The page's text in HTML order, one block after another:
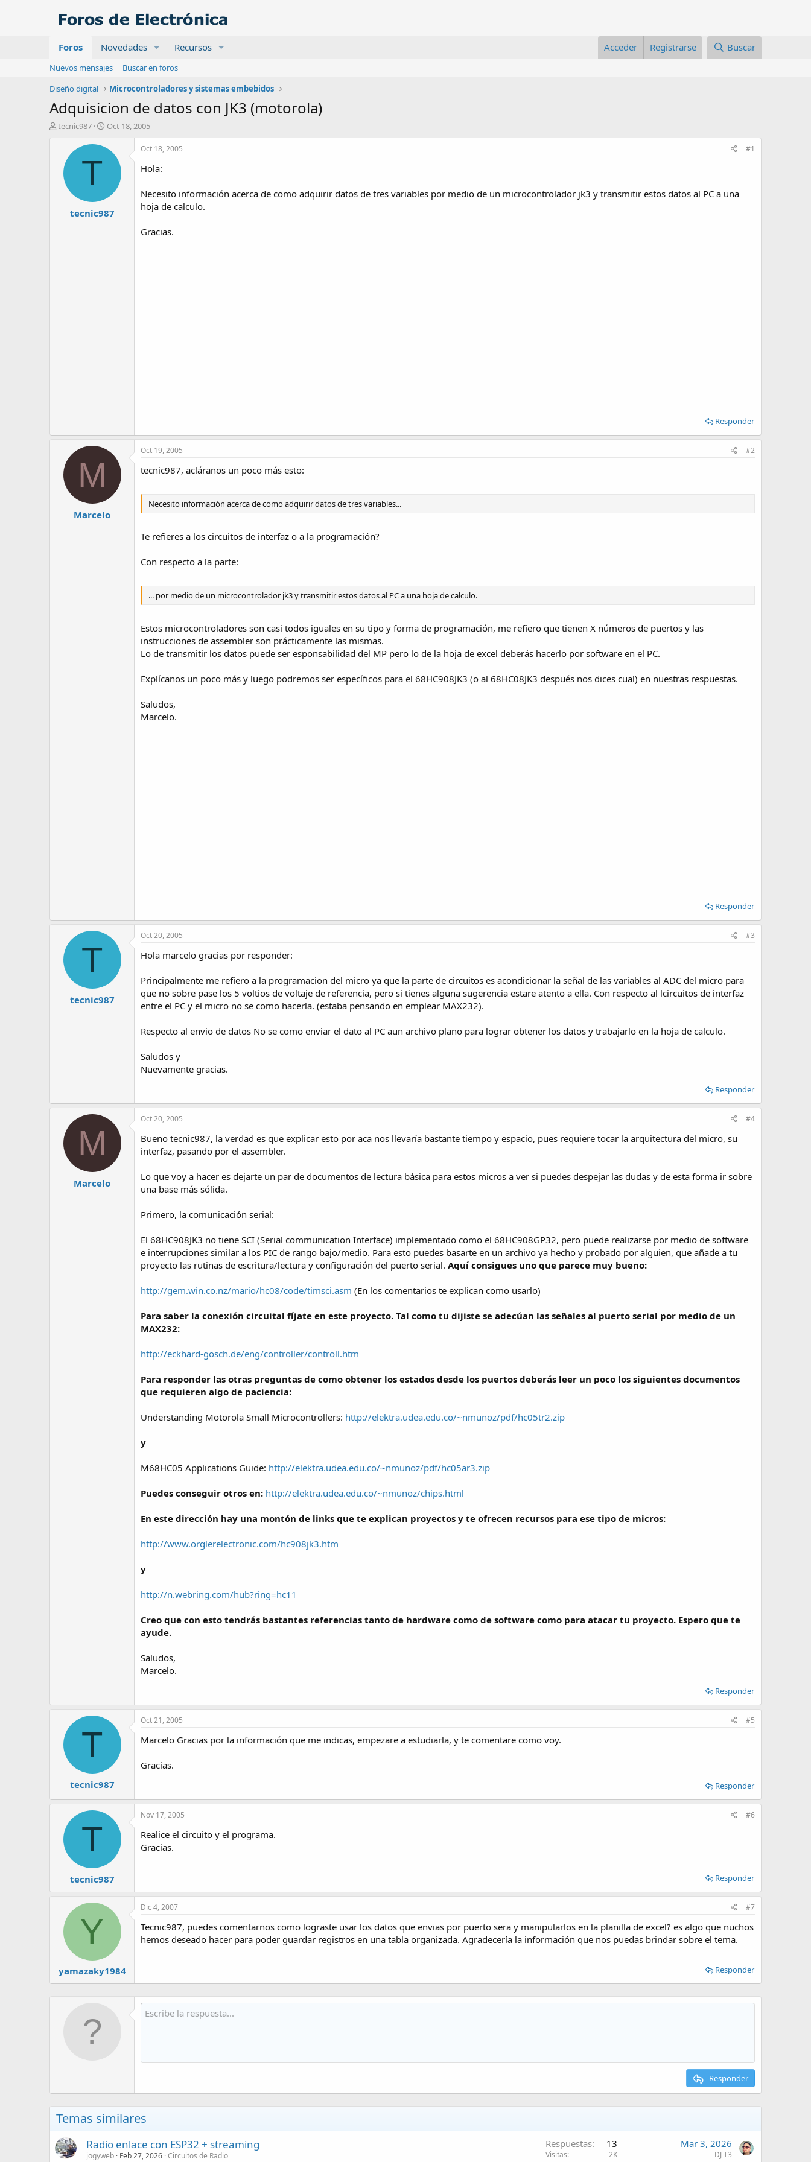
Foros Novedades Recursos Acceder Registrarse Buscar
Nuevos mensajes
Buscar en foros
Diseño digital
Microcontroladores y sistemas embebidos
Adquisicion de datos con JK3 (motorola)
A
tecnic987
F
c
i
n
Oct 18, 2005
T
tecnic987
Oct 18, 2005 #1
Hola:
Necesito información acerca de como adquirir datos de tres variables por medio de un microcontrolador jk3 y transmitir estos datos al PC a una
hoja de calculo.
Gracias.
Responder
M
Marcelo
Oct 19, 2005 #2
tecnic987, acláranos un poco más esto:
Necesito información acerca de como adquirir datos de tres variables...
Te refieres a los circuitos de interfaz o a la programación?
Con respecto a la parte:
... por medio de un microcontrolador jk3 y transmitir estos datos al PC a una hoja de calculo.
Estos microcontroladores son casi todos iguales en su tipo y forma de programación, me refiero que tienen X números de puertos y las
instrucciones de assembler son prácticamente las mismas.
Lo de transmitir los datos puede ser esponsabilidad del MP pero lo de la hoja de excel deberás hacerlo por software en el PC.
Explícanos un poco más y luego podremos ser específicos para el 68HC908JK3 (o al 68HC08JK3 después nos dices cual) en nuestras respuestas.
Saludos,
Marcelo.
Responder
T
tecnic987
Oct 20, 2005 #3
Hola marcelo gracias por responder:
Principalmente me refiero a la programacion del micro ya que la parte de circuitos es acondicionar la señal de las variables al ADC del micro para
que no sobre pase los 5 voltios de voltaje de referencia, pero si tienes alguna sugerencia estare atento a ella. Con respecto al lcircuitos de interfaz
entre el PC y el micro no se como hacerla. (estaba pensando en emplear MAX232).
Respecto al envio de datos No se como enviar el dato al PC aun archivo plano para lograr obtener los datos y trabajarlo en la hoja de calculo.
Saludos y
Nuevamente gracias.
Responder
M
Marcelo
Oct 20, 2005 #4
Bueno tecnic987, la verdad es que explicar esto por aca nos llevaría bastante tiempo y espacio, pues requiere tocar la arquitectura del micro, su
interfaz, pasando por el assembler.
Lo que voy a hacer es dejarte un par de documentos de lectura básica para estos micros a ver si puedes despejar las dudas y de esta forma ir sobre
una base más sólida.
Primero, la comunicación serial:
El 68HC908JK3 no tiene SCI (Serial communication Interface) implementado como el 68HC908GP32, pero puede realizarse por medio de software
e interrupciones similar a los PIC de rango bajo/medio. Para esto puedes basarte en un archivo ya hecho y probado por alguien, que añade a tu
proyecto las rutinas de escritura/lectura y configuración del puerto serial. Aquí consigues uno que parece muy bueno:
http://gem.win.co.nz/mario/hc08/code/timsci.asm (En los comentarios te explican como usarlo)
Para saber la conexión circuital fíjate en este proyecto. Tal como tu dijiste se adecúan las señales al puerto serial por medio de un
MAX232:
http://eckhard-gosch.de/eng/controller/controll.htm
Para responder las otras preguntas de como obtener los estados desde los puertos deberás leer un poco los siguientes documentos
que requieren algo de paciencia:
Understanding Motorola Small Microcontrollers: http://elektra.udea.edu.co/~nmunoz/pdf/hc05tr2.zip
y
M68HC05 Applications Guide: http://elektra.udea.edu.co/~nmunoz/pdf/hc05ar3.zip
Puedes conseguir otros en: http://elektra.udea.edu.co/~nmunoz/chips.html
En este dirección hay una montón de links que te explican proyectos y te ofrecen recursos para ese tipo de micros:
http://www.orglerelectronic.com/hc908jk3.htm
y
http://n.webring.com/hub?ring=hc11
Creo que con esto tendrás bastantes referencias tanto de hardware como de software como para atacar tu proyecto. Espero que te
ayude.
Saludos,
Marcelo.
Responder
T
tecnic987
Oct 21, 2005 #5
Marcelo Gracias por la información que me indicas, empezare a estudiarla, y te comentare como voy.
Gracias.
Responder
T
tecnic987
Nov 17, 2005 #6
Realice el circuito y el programa.
Gracias.
Responder
Y
yamazaky1984
Dic 4, 2007 #7
Tecnic987, puedes comentarnos como lograste usar los datos que envias por puerto sera y manipularlos en la planilla de excel? es algo que nuchos
hemos deseado hacer para poder guardar registros en una tabla organizada. Agradecería la información que nos puedas brindar sobre el tema.
Responder
Responder
Temas similares
Radio enlace con ESP32 + streaming
jogyweb Feb 27, 2026 Circuitos de Radio
Respuestas 13
Visitas 2K
Mar 3, 2026
DJ T3